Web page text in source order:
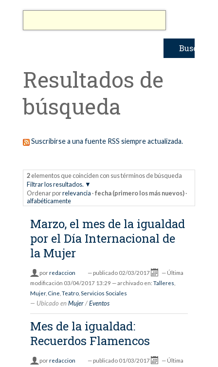
Resultados de
búsqueda
Suscribirse a una fuente RSS siempre actualizada.
2elementos que coinciden con sus términos de búsqueda
Filtrar los resultados.
Ordenar porrelevancia ·fecha (primero los más nuevos) ·
alfabéticamente
Marzo, el mes de la igualdad
por el Día Internacional de
la Mujer
porredaccion — publicado 02/03/2017 — Última
modificación 03/04/2017 13:29 — archivado en: Talleres
Mujer, Cine Teatro, Servicios Sociales
Ubicado en Mujer /Eventos
Mes de la igualdad:
Recuerdos Flamencos
porredaccion — publicado 01/03/2017 — Última